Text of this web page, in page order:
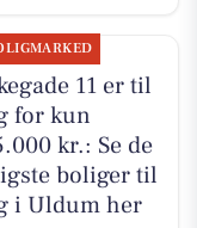
11 er til
for kun
kr.: Se de
boliger til
i Uldum her